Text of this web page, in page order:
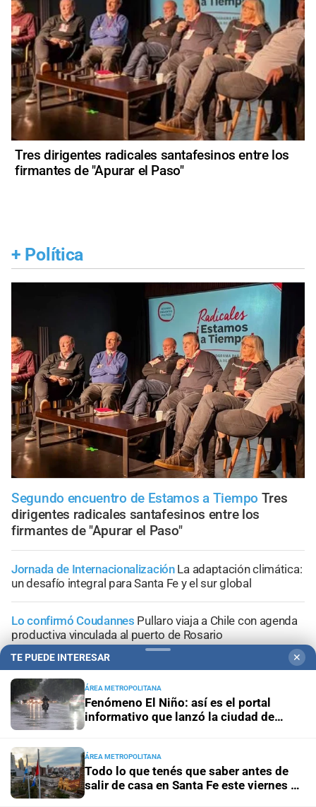
Tres dirigentes radicales santafesinos entre los
firmantes de "Apurar el Paso"
+ Política
Segundo encuentro de Estamos a Tiempo Tres
dirigentes radicales santafesinos entre los
firmantes de "Apurar el Paso"
Jornada de Internacionalización La adaptación climática:
un desafío integral para Santa Fe y el sur global
Lo confirmó Coudannes Pullaro viaja a Chile con agenda
productiva vinculada al puerto de Rosario
Proyecto de LosadaContundente rechazo del
radicalismo nacional al dictamen sobre falsas denuncias
Congreso de la NaciónLey de Propiedad Privada: cómo
TE PUEDE INTERESAR ✕
ÁREA METROPOLITANA
Fenómeno El Niño: así es el portal
informativo que lanzó la ciudad de
ÁREA METROPOLITANA
Todo lo que tenés que saber antes de
salir de casa en Santa Fe este viernes 7